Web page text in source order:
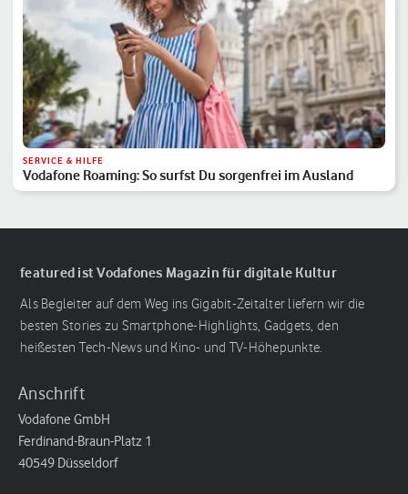
SERVICE & HILFE
Vodafone Roaming: So surfst Du sorgenfrei im Ausland
featured ist Vodafones Magazin für digitale Kultur
Als Begleiter auf dem Weg ins Gigabit-Zeitalter liefern wir die
besten Stories zu Smartphone-Highlights, Gadgets, den
heißesten Tech-News und Kino- und TV-Höhepunkte.
Anschrift
Vodafone GmbH
Ferdinand-Braun-Platz 1
40549 Düsseldorf